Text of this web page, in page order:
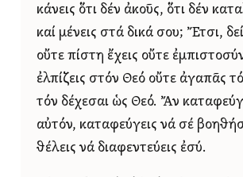
κάνεις ὅτι δέν ἀκοῦς, ὅτι δέν
καί μένεις στά δικά σου; Ἔτσι,
οὔτε πίστη ἔχεις οὔτε
ἐλπίζεις στόν Θεό οὔτε ἀγαπᾶς
τόν δέχεσαι ὡς Θεό. Ἄν
αὐτόν, καταφεύγεις νά σέ
θέλεις νά διαφεντεύεις ἐσύ.